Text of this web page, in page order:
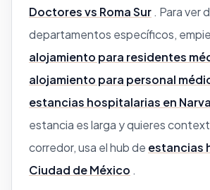
Doctores vs Roma Sur . Para ver
departamentos específicos,
alojamiento para residentes
alojamiento para personal
estancias hospitalarias en
estancia es larga y quieres
corredor, usa el hub de estancias
Ciudad de México .